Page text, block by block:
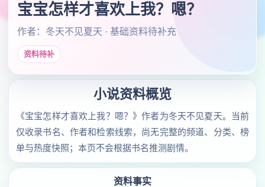
宝宝怎样才喜欢上我？嗯？
作者：冬天不见夏天 · 基础资料待补充
资料待补
小说资料概览
《宝宝怎样才喜欢上我？嗯？》作者为冬天不见夏天。当前
仅收录书名、作者和检索线索，尚无完整的频道、分类、榜
单与热度快照；本页不会根据书名推测剧情。
资料事实